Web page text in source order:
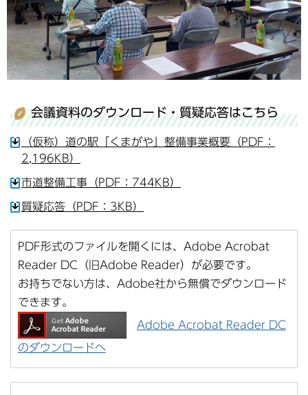
会議資料のダウンロード・質疑応答はこちら
（仮称）道の駅「くまがや」整備事業概要（PDF：
2,196KB）
市道整備工事（PDF：744KB）
質疑応答（PDF：3KB）
PDF形式のファイルを開くには、Adobe Acrobat
Reader DC（旧Adobe Reader）が必要です。
お持ちでない方は、Adobe社から無償でダウンロード
できます。
Adobe Acrobat Reader DC
のダウンロードへ